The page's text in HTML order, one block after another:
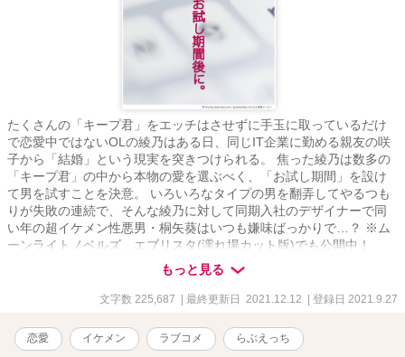
たくさんの「キープ君」をエッチはさせずに手玉に取っているだけ
で恋愛中ではないOLの綾乃はある日、同じIT企業に勤める親友の咲
子から「結婚」という現実を突きつけられる。 焦った綾乃は数多の
「キープ君」の中から本物の愛を選ぶべく、「お試し期間」を設け
て男を試すことを決意。 いろいろなタイプの男を翻弄してやるつも
りが失敗の連続で、そんな綾乃に対して同期入社のデザイナーで同
い年の超イケメン性悪男・桐矢葵はいつも嫌味ばっかりで…？ ※ム
ーンライトノベルズ、エブリスタ(濡れ場カット版)でも公開中！
※R-18指定 性描写が含まれる話数には、「※♡」をつけています。
主人公の恋人は、誰もが目を奪われるようなイケメン。 意地悪だが
口がうまく、主人公以外の女性に対してはまったく嫌味のない爽や
すが、たまに攻められると受けに徹して喘ぎます。…が、最終的に
はやはり倍返しという展開がオチ。 テクニシャンで言葉責めを多用
もっと見る
文字数 225,687 | 最終更新日 2021.12.12 | 登録日 2021.9.27
恋愛 イケメン ラブコメ らぶえっち